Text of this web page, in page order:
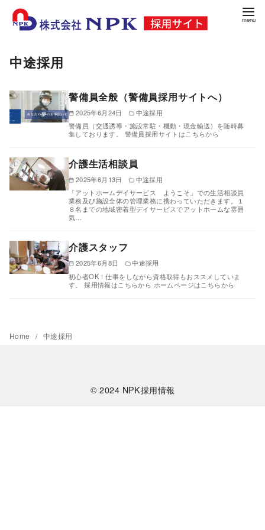
中途採用
警備員全般（警備員採用サイトへ）
2025年6月24日
中途採用
警備員（交通誘導・施設常駐・機動・現金輸送）を随時募
集しております。 警備員採用サイトはこちらから
介護生活相談員
2025年6月13日
中途採用
「アットホームデイサービス ようこそ」での生活相談員
業務及び施設全体の管理業務に携わっていただきます。１
８名までの地域密着型デイサービスでアットホームな雰囲
気…
介護スタッフ
2025年6月8日
中途採用
初心者OK！仕事をしながら資格取得もおススメしていま
す。 採用情報はこちらから ホームページはこちらから
Home 中途採用
© 2024 NPK採用情報